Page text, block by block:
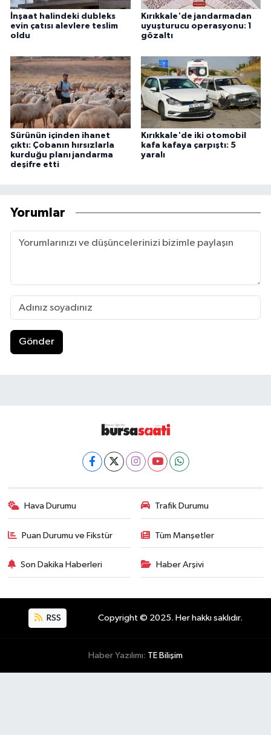
İnşaat halindeki dubleks
evin çatısı alevlere teslim
oldu
Kırıkkale'de jandarmadan
uyuşturucu operasyonu: 1
gözaltı
Sürünün içinden ihanet
çıktı: Çobanın hırsızlarla
kurduğu planı jandarma
deşifre etti
Kırıkkale'de iki otomobil
kafa kafaya çarpıştı: 5
yaralı
Yorumlar
Gönder
Hava Durumu Trafik Durumu
Puan Durumu ve Fikstür Tüm Manşetler
Son Dakika Haberleri Haber Arşivi
RSS Copyright © 2025. Her hakkı saklıdır.
Haber Yazılımı: TE Bilişim